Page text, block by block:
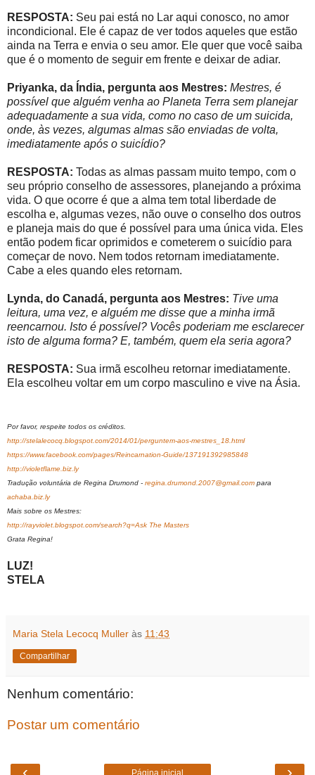
RESPOSTA: Seu pai está no Lar aqui conosco, no amor
incondicional. Ele é capaz de ver todos aqueles que estão
ainda na Terra e envia o seu amor. Ele quer que você saiba
que é o momento de seguir em frente e deixar de adiar.
Priyanka, da Índia, pergunta aos Mestres: Mestres, é
possível que alguém venha ao Planeta Terra sem planejar
adequadamente a sua vida, como no caso de um suicida,
onde, às vezes, algumas almas são enviadas de volta,
imediatamente após o suicídio?
RESPOSTA: Todas as almas passam muito tempo, com o
seu próprio conselho de assessores, planejando a próxima
vida. O que ocorre é que a alma tem total liberdade de
escolha e, algumas vezes, não ouve o conselho dos outros
e planeja mais do que é possível para uma única vida. Eles
então podem ficar oprimidos e cometerem o suicídio para
começar de novo. Nem todos retornam imediatamente.
Cabe a eles quando eles retornam.
Lynda, do Canadá, pergunta aos Mestres: Tive uma
leitura, uma vez, e alguém me disse que a minha irmã
reencarnou. Isto é possível? Vocês poderiam me esclarecer
isto de alguma forma? E, também, quem ela seria agora?
RESPOSTA: Sua irmã escolheu retornar imediatamente.
Ela escolheu voltar em um corpo masculino e vive na Ásia.
Por favor, respeite todos os créditos.
http://stelalecocq.blogspot.com/2014/01/perguntem-aos-mestres_18.html
https://www.facebook.com/pages/Reincarnation-Guide/137191392985848
http://violetflame.biz.ly
Tradução voluntária de Regina Drumond - regina.drumond.2007@gmail.com para
achaba.biz.ly
Mais sobre os Mestres:
http://rayviolet.blogspot.com/search?q=Ask The Masters
Grata Regina!
LUZ!
STELA
Maria Stela Lecocq Muller às 11:43
Compartilhar
Nenhum comentário:
Postar um comentário
Página inicial